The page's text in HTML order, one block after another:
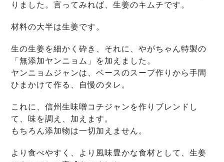
りました。言ってみれば、生姜のキムチです。
材料の大半は生姜です。
生の生姜を細かく砕き、それに、やがちゃん特製の
「無添加ヤンニョム」を加えました。
ヤンニョムジャンは、ベースのスープ作りから手間
ひまかけて作る、自慢のタレ。
これに、信州生味噌コチジャンを作りブレンドし
て、味を調え、加えます。
もちろん添加物は一切加えません。
より食べやすく、より風味豊かな食材として、生姜